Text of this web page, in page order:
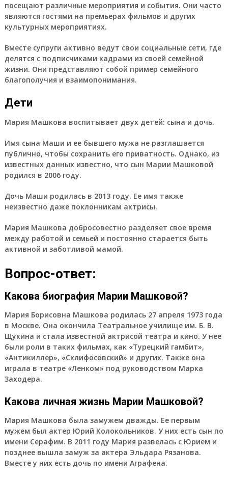
посещают различные мероприятия и события. Они часто
являются гостями на премьерах фильмов и других
культурных мероприятиях.
Вместе супруги активно ведут свои социальные сети, где
делятся с подписчиками кадрами из своей семейной
жизни. Они представляют собой пример семейного
благополучия и взаимопонимания.
Дети
Мария Машкова воспитывает двух детей: сына и дочь.
Имя сына Маши и ее бывшего мужа не разглашается
публично, чтобы сохранить его приватность. Однако, из
известных данных известно, что сын Марии Машковой
родился в 2006 году.
Дочь Маши родилась в 2013 году. Ее имя также
неизвестно даже поклонникам актрисы.
Мария Машкова добросовестно разделяет свое время
между работой и семьей и постоянно старается быть
активной и заботливой мамой.
Вопрос-ответ:
Какова биография Марии Машковой?
Мария Борисовна Машкова родилась 27 апреля 1973 года
в Москве. Она окончила Театральное училище им. Б. В.
Щукина и стала известной актрисой театра и кино. У нее
были роли в таких фильмах, как «Турецкий гамбит»,
«Антикиллер», «Склифосовский» и других. Также она
играла в театре «Ленком» под руководством Марка
Заходера.
Какова личная жизнь Марии Машковой?
Мария Машкова была замужем дважды. Ее первым
мужем был актер Юрий Колокольников. У них есть сын по
имени Серафим. В 2011 году Мария развелась с Юрием и
позднее вышла замуж за актера Эльдара Рязанова.
Вместе у них есть дочь по имени Аграфена.